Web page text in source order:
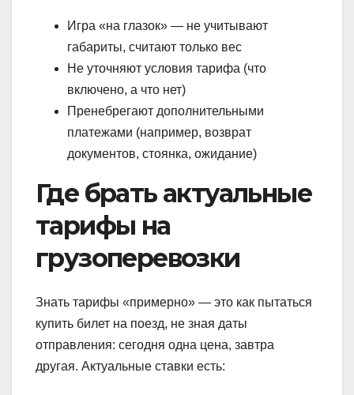
Игра «на глазок» — не учитывают
габариты, считают только вес
Не уточняют условия тарифа (что
включено, а что нет)
Пренебрегают дополнительными
платежами (например, возврат
документов, стоянка, ожидание)
Где брать актуальные
тарифы на
грузоперевозки
Знать тарифы «примерно» — это как пытаться
купить билет на поезд, не зная даты
отправления: сегодня одна цена, завтра
другая. Актуальные ставки есть: